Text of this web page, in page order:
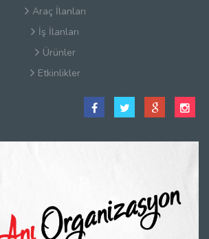
Araç İlanları
İş İlanları
Ürünler
Etkinlikler
Satış Sözleşmesi
Hakkımızda
İletişim